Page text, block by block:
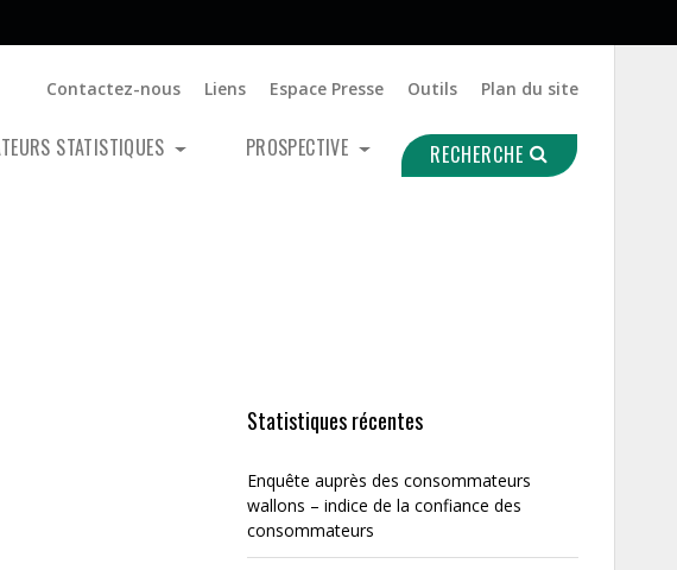
Contactez-nous Liens Espace Presse Outils Plan du site
STATISTIQUES PROSPECTIVE RECHERCHE
Statistiques récentes
Enquête auprès des consommateurs
wallons – indice de la confiance des
consommateurs